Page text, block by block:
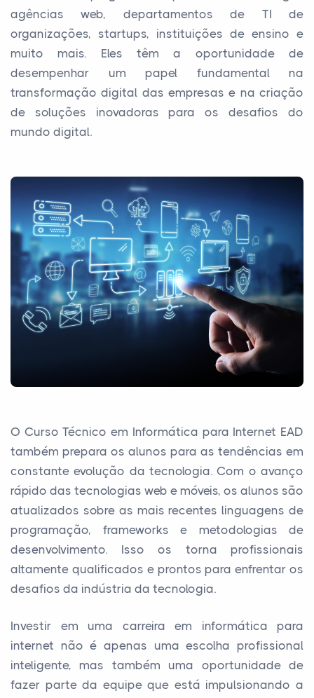
agências web, departamentos de TI de
organizações, startups, instituições de ensino e
muito mais. Eles têm a oportunidade de
desempenhar um papel fundamental na
transformação digital das empresas e na criação
de soluções inovadoras para os desafios do
mundo digital.
O Curso Técnico em Informática para Internet EAD
também prepara os alunos para as tendências em
constante evolução da tecnologia. Com o avanço
rápido das tecnologias web e móveis, os alunos são
atualizados sobre as mais recentes linguagens de
programação, frameworks e metodologias de
desenvolvimento. Isso os torna profissionais
altamente qualificados e prontos para enfrentar os
desafios da indústria da tecnologia.
Investir em uma carreira em informática para
internet não é apenas uma escolha profissional
inteligente, mas também uma oportunidade de
fazer parte da equipe que está impulsionando a